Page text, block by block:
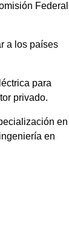
Federal
a los países
para
privado.
en
en